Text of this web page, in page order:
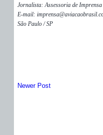
Jornalista: Assessoria de Imprensa
E-mail:
São Paulo / SP
Newer Post